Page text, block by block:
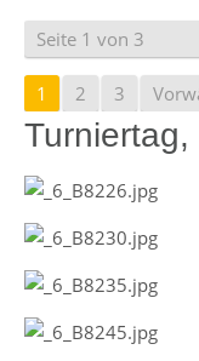
Seite 1 von 3
1 2 3